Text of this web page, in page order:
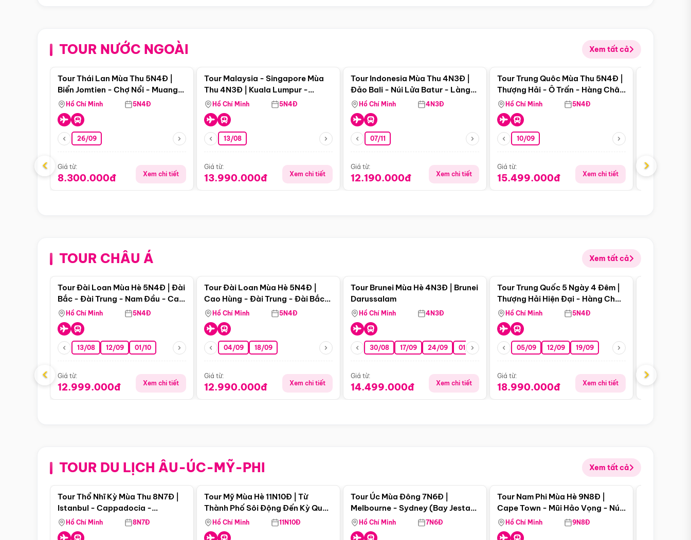
TOUR NƯỚC NGOÀI Xem tất cả
Điểm nổi bật
Tour Thái Lan Mùa Thu 5N4Đ |
Biển Jomtien - Chợ Nổi - Muang
Boran - Suanthai (Bay Vietnam
Airlines)
Hồ Chí Minh 5N4Đ
26/09
Giá từ:
8.300.000đ Xem chi tiết
Tour Malaysia - Singapore Mùa
Thu 4N3Đ | Kuala Lumpur -
Malacca - Johor Baru -
Singapore
Hồ Chí Minh 5N4Đ
13/08
Giá từ:
13.990.000đ Xem chi tiết
Tour Indonesia Mùa Thu 4N3Đ |
Đảo Bali - Núi Lửa Batur - Làng
Penglipuran
Hồ Chí Minh 4N3Đ
07/11
Giá từ:
12.190.000đ Xem chi tiết
Điểm nổi bật
Tour Trung Quôc Mùa Thu 5N4Đ |
Thượng Hải - Ô Trấn - Hàng Châu
(Tour Không Shopping)
Hồ Chí Minh 5N4Đ
10/09
Giá từ:
15.499.000đ Xem chi tiết
Giá từ:
‹ ›
TOUR CHÂU Á Xem tất cả
Điểm nổi bật
Tour Đài Loan Mùa Hè 5N4Đ | Đài
Bắc - Đài Trung - Nam Đầu - Cao
Hùng ( Bay Vn)
Hồ Chí Minh 5N4Đ
13/08 12/09 01/10
Giá từ:
12.999.000đ Xem chi tiết
Tour Đài Loan Mùa Hè 5N4Đ |
Cao Hùng - Đài Trung - Đài Bắc
(Bay Vj)
Hồ Chí Minh 5N4Đ
04/09 18/09
Giá từ:
12.990.000đ Xem chi tiết
Tour Brunei Mùa Hè 4N3Đ | Brunei
Darussalam
Hồ Chí Minh 4N3Đ
30/08 17/09 24/09 01/10 15/10 29/10
Giá từ:
14.499.000đ Xem chi tiết
Điểm nổi bật
Tour Trung Quốc 5 Ngày 4 Đêm |
Thượng Hải Hiện Đại - Hàng Châu
Nên Thơ - Ô Trấn Cổ Kính
Hồ Chí Minh 5N4Đ
05/09 12/09 19/09
Giá từ:
18.990.000đ Xem chi tiết
Giá từ:
‹ ›
TOUR DU LỊCH ÂU-ÚC-MỸ-PHI Xem tất cả
Điểm nổi bật
Tour Thổ Nhĩ Kỳ Mùa Thu 8N7Đ |
Istanbul - Cappadocia -
Pamukkale
Hồ Chí Minh 8N7Đ
Tour Mỹ Mùa Hè 11N10Đ | Từ
Thành Phố Sôi Động Đến Kỳ Quan
Thiên Nhiên Mỹ
Hồ Chí Minh 11N10Đ
Tour Úc Mùa Đông 7N6Đ |
Melbourne - Sydney (Bay Jestar
Airways)
Hồ Chí Minh 7N6Đ
Điểm nổi bật
Tour Nam Phi Mùa Hè 9N8Đ |
Cape Town - Mũi Hảo Vọng - Núi
Bàn - Johannesburg - Pretoria -
Safari - Lodge
Hồ Chí Minh 9N8Đ